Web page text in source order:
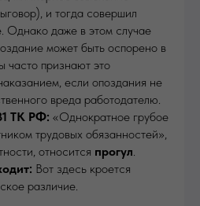
и тогда совершил
Однако даже в этом случае
может быть оспорено в
часто признают это
если опоздания не
вреда работодателю.
ТК РФ: «Однократное грубое
трудовых обязанностей»,
относится прогул.
Вот здесь кроется
различие.